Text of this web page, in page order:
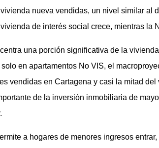
nueva vendidas, un nivel similar al
de interés social crece, mientras la
una porción significativa de la
en apartamentos No VIS, el
vendidas en Cartagena y casi la mitad del
de la inversión inmobiliaria de
a hogares de menores ingresos entrar,